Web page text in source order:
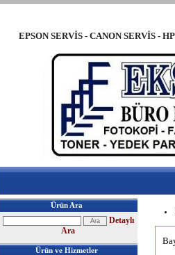
EPSON SERVİS - CANON SERVİS -
Ürün Ara
Detaylı
Ara
Ürün ve Hizmetler